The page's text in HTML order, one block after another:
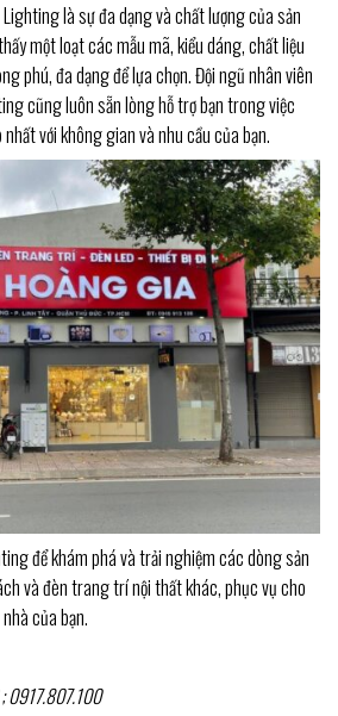
là sự đa dạng và chất lượng của sản
một loạt các mẫu mã, kiểu dáng, chất liệu
phú, đa dạng để lựa chọn. Đội ngũ nhân viên
cũng luôn sẵn lòng hỗ trợ bạn trong việc
với không gian và nhu cầu của bạn.
để khám phá và trải nghiệm các dòng sản
và đèn trang trí nội thất khác, phục vụ cho
của bạn.
0917.807.100